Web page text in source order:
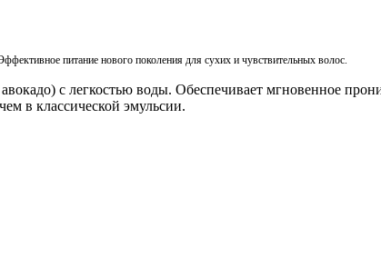
питание нового поколения для сухих и чувствительных волос.
с легкостью воды. Обеспечивает мгновенное
в классической эмульсии.